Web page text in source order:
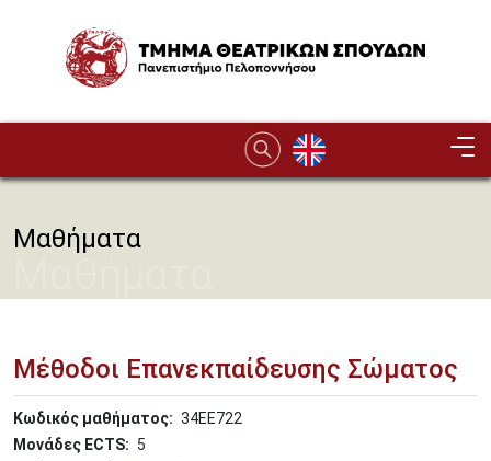
Image
Μαθήματα
Μέθοδοι Επανεκπαίδευσης Σώματος
Κωδικός μαθήματος
34ΕΕ722
Μονάδες ECTS
5